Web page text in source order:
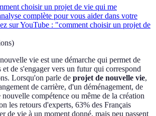
choisir un projet de vie qui me
complète pour vous aider dans votre
sur YouTube : "comment choisir un projet de
)
vie est une démarche qui permet de
de s'engager vers un futur qui correspond
Lorsqu'on parle de projet de nouvelle vie,
de carrière, d'un déménagement, de
nouvelle compétence ou même de la création
les retours d'experts, 63% des Français
de vie à un moment donné, mais peu passent